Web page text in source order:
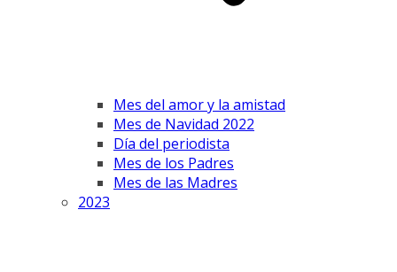
Mes del amor y la amistad
Mes de Navidad 2022
Día del periodista
Mes de los Padres
Mes de las Madres
2023